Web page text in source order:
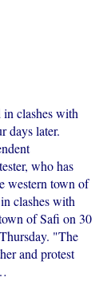
clashes with
days later.
who has
western town of
clashes with
of Safi on 30
"The
and protest